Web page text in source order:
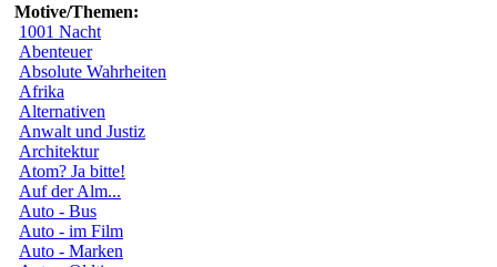
Motive/Themen:
1001 Nacht
Abenteuer
Absolute Wahrheiten
Afrika
Alternativen
Anwalt und Justiz
Architektur
Atom? Ja bitte!
Auf der Alm...
Auto - Bus
Auto - im Film
Auto - Marken